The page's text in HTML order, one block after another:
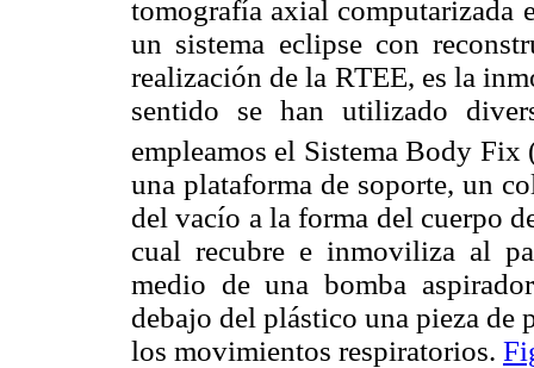
tomografía axial computarizada
un sistema eclipse con
realización de la RTEE, es la
sentido se han utilizado
empleamos el Sistema Body
una plataforma de soporte, un
del vacío a la forma del cuerpo
cual recubre e inmoviliza al
medio de una bomba
debajo del plástico una pieza
los movimientos respiratorios.